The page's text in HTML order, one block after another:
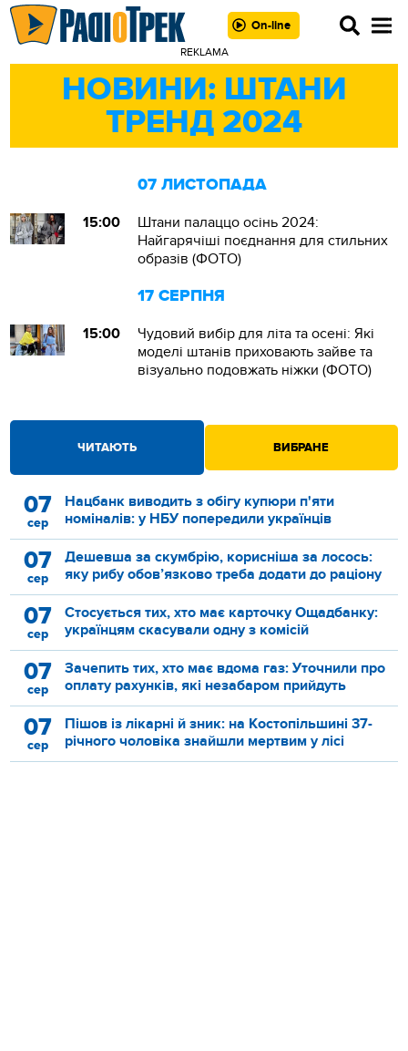
On-line
REKLAMA
НОВИНИ: ШТАНИ
ТРЕНД 2024
07 ЛИСТОПАДА
15:00
Штани палаццо осінь 2024:
Найгарячіші поєднання для стильних
образів (ФОТО)
17 СЕРПНЯ
15:00
Чудовий вибір для літа та осені: Які
моделі штанів приховають зайве та
візуально подовжать ніжки (ФОТО)
ЧИТАЮТЬ ВИБРАНЕ
07
сер
Нацбанк виводить з обігу купюри п'яти
номіналів: у НБУ попередили українців
07
сер
Дешевша за скумбрію, корисніша за лосось:
яку рибу обов’язково треба додати до раціону
07
сер
Стосується тих, хто має карточку Ощадбанку:
українцям скасували одну з комісій
07
сер
Зачепить тих, хто має вдома газ: Уточнили про
оплату рахунків, які незабаром прийдуть
07
сер
Пішов із лікарні й зник: на Костопільшині 37-
річного чоловіка знайшли мертвим у лісі